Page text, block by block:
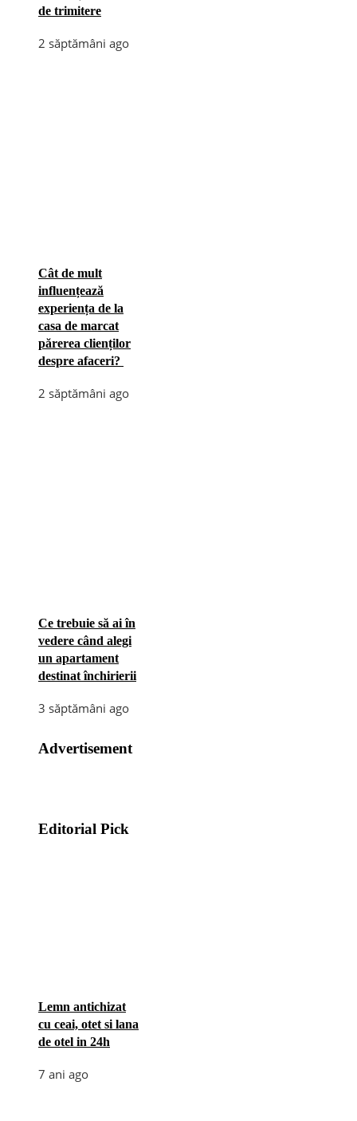
de trimitere
2 săptămâni ago
Cât de mult
influențează
experiența de la
casa de marcat
părerea clienților
despre afaceri?
2 săptămâni ago
Ce trebuie să ai în
vedere când alegi
un apartament
destinat închirierii
3 săptămâni ago
Advertisement
Editorial Pick
Lemn antichizat
cu ceai, otet si lana
de otel in 24h
7 ani ago